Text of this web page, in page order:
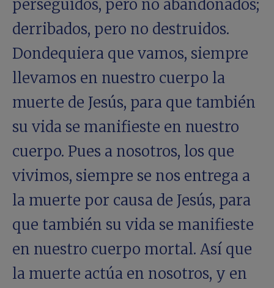
perseguidos, pero no abandonados;
derribados, pero no destruidos.
Dondequiera que vamos, siempre
llevamos en nuestro cuerpo la
muerte de Jesús, para que también
su vida se manifieste en nuestro
cuerpo. Pues a nosotros, los que
vivimos, siempre se nos entrega a
la muerte por causa de Jesús, para
que también su vida se manifieste
en nuestro cuerpo mortal. Así que
la muerte actúa en nosotros, y en